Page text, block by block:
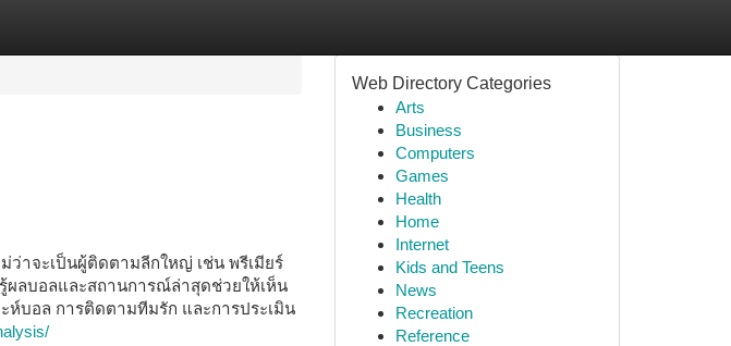
ว่าจะเป็นผู้ติดตามลีกใหญ่ เช่น พรีเมียร์
ผลบอลและสถานการณ์ล่าสุดช่วยให้เห็น
ห์บอล การติดตามทีมรัก และการประเมิน
Web Directory Categories
Arts
Business
Computers
Games
Health
Home
Internet
Kids and Teens
News
Recreation
Reference